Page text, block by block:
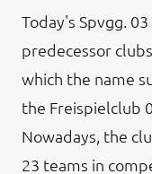
Today's Spvgg.
predecessor
which the name
the Freispielclub
Nowadays, the
23 teams in